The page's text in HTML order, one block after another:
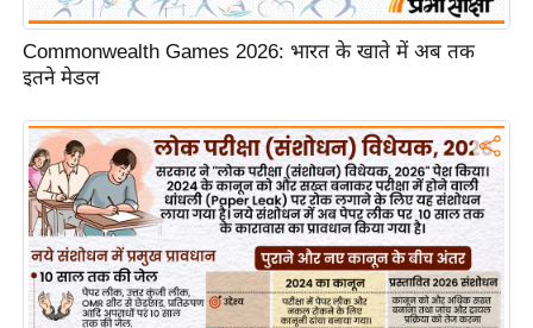
/
फै
श
न
घ
रे
लू
नु
स्खे
प
Commonwealth Games 2026: भारत के खाते में अब तक
इतने मेडल